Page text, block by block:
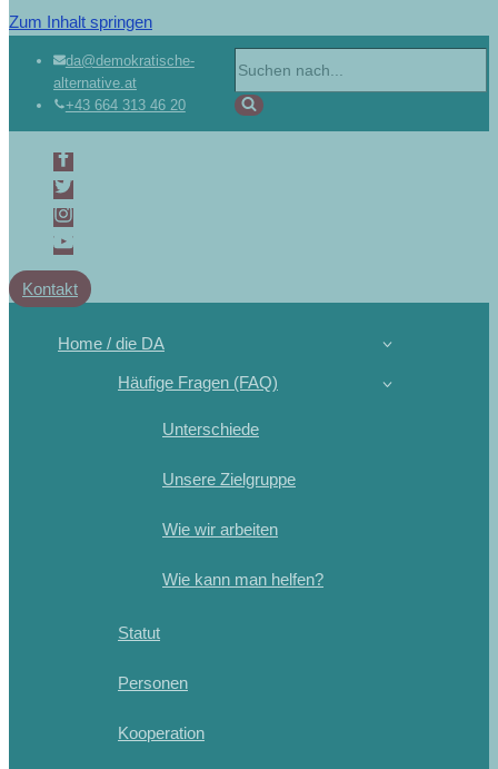
Zum Inhalt springen
da@demokratische-
alternative.at
+43 664 313 46 20
Kontakt
Home / die DA
Häufige Fragen (FAQ)
Unterschiede
Unsere Zielgruppe
Wie wir arbeiten
Wie kann man helfen?
Statut
Personen
Kooperation